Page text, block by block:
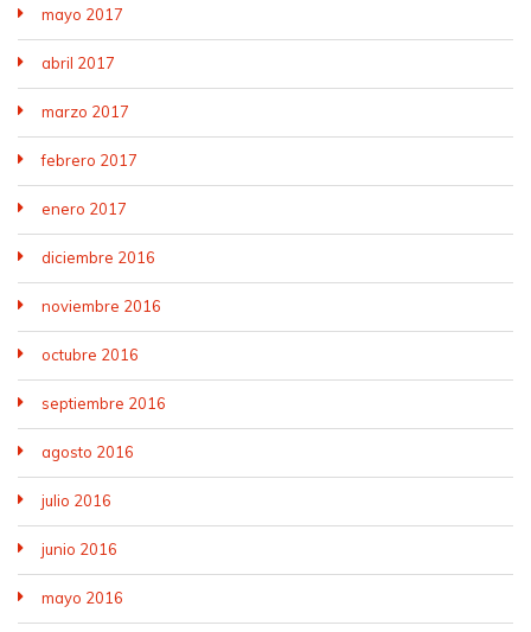
mayo 2017
abril 2017
marzo 2017
febrero 2017
enero 2017
diciembre 2016
noviembre 2016
octubre 2016
septiembre 2016
agosto 2016
julio 2016
junio 2016
mayo 2016